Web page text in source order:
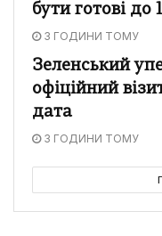
бути готові до
3 ГОДИНИ ТОМУ
Зеленський
офіційний
дата
3 ГОДИНИ ТОМУ